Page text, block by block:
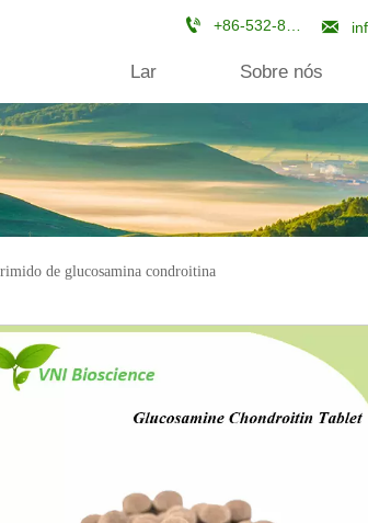
 +86-532-84670961 
Lar Sobre nós
de glucosamina condroitina